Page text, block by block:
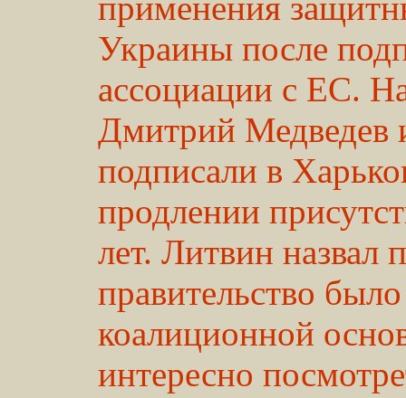
применения
Украины после
ассоциации с ЕС.
Дмитрий Медведев
подписали в
продлении
лет. Литвин назвал
правительство
коалиционной
интересно